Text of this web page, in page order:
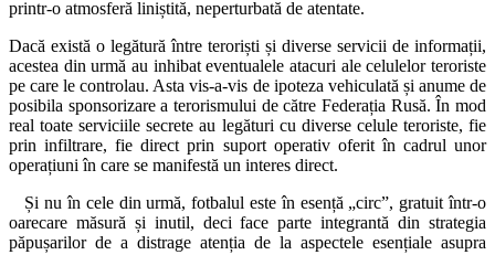
printr-o atmosferă liniștită, neperturbată de atentate.
Dacă există o legătură între teroriști și diverse servicii de informații,
acestea din urmă au inhibat eventualele atacuri ale celulelor teroriste
pe care le controlau. Asta vis-a-vis de ipoteza vehiculată și anume de
posibila sponsorizare a terorismului de către Federația Rusă. În mod
real toate serviciile secrete au legături cu diverse celule teroriste, fie
prin infiltrare, fie direct prin suport operativ oferit în cadrul unor
operațiuni în care se manifestă un interes direct.
Și nu în cele din urmă, fotbalul este în esență „circ”, gratuit într-o
oarecare măsură și inutil, deci face parte integrantă din strategia
păpușarilor de a distrage atenția de la aspectele esențiale asupra